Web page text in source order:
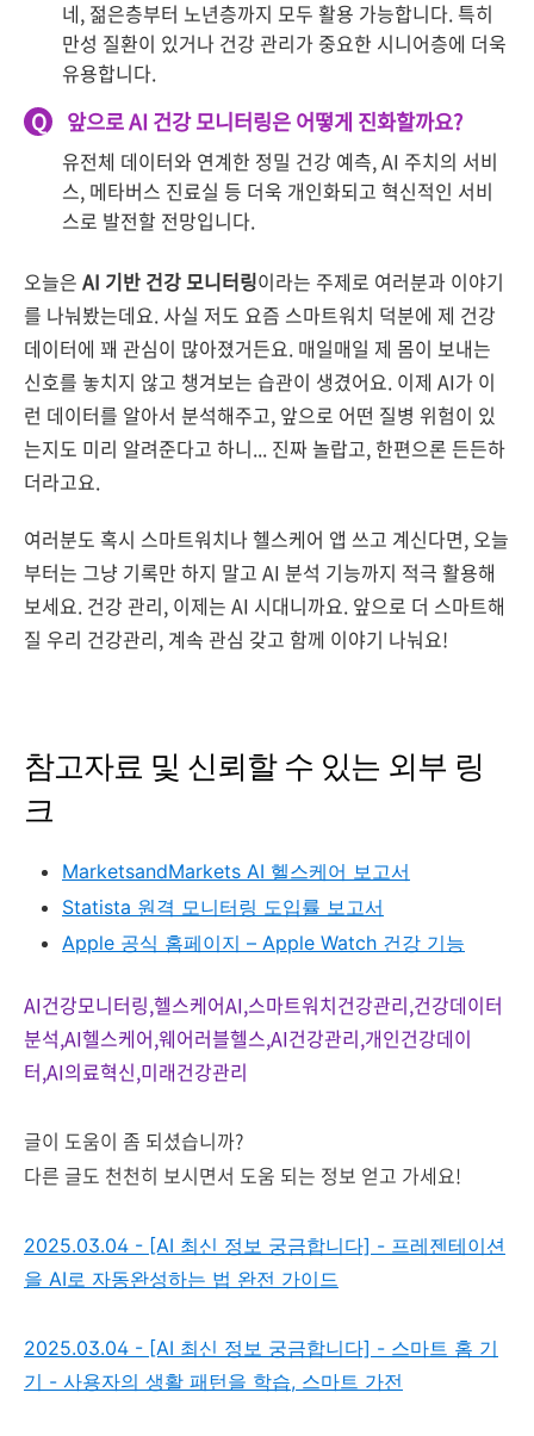
네, 젊은층부터 노년층까지 모두 활용 가능합니다. 특히
만성 질환이 있거나 건강 관리가 중요한 시니어층에 더욱
유용합니다.
Q 앞으로 AI 건강 모니터링은 어떻게 진화할까요?
유전체 데이터와 연계한 정밀 건강 예측, AI 주치의 서비
스, 메타버스 진료실 등 더욱 개인화되고 혁신적인 서비
스로 발전할 전망입니다.
오늘은 AI 기반 건강 모니터링이라는 주제로 여러분과 이야기
를 나눠봤는데요. 사실 저도 요즘 스마트워치 덕분에 제 건강
데이터에 꽤 관심이 많아졌거든요. 매일매일 제 몸이 보내는
신호를 놓치지 않고 챙겨보는 습관이 생겼어요. 이제 AI가 이
런 데이터를 알아서 분석해주고, 앞으로 어떤 질병 위험이 있
는지도 미리 알려준다고 하니... 진짜 놀랍고, 한편으론 든든하
더라고요.
여러분도 혹시 스마트워치나 헬스케어 앱 쓰고 계신다면, 오늘
부터는 그냥 기록만 하지 말고 AI 분석 기능까지 적극 활용해
보세요. 건강 관리, 이제는 AI 시대니까요. 앞으로 더 스마트해
질 우리 건강관리, 계속 관심 갖고 함께 이야기 나눠요!
참고자료 및 신뢰할 수 있는 외부 링
크
MarketsandMarkets AI 헬스케어 보고서
Statista 원격 모니터링 도입률 보고서
Apple 공식 홈페이지 – Apple Watch 건강 기능
AI건강모니터링,헬스케어AI,스마트워치건강관리,건강데이터
분석,AI헬스케어,웨어러블헬스,AI건강관리,개인건강데이
터,AI의료혁신,미래건강관리
글이 도움이 좀 되셨습니까?
다른 글도 천천히 보시면서 도움 되는 정보 얻고 가세요!
2025.03.04 - [AI 최신 정보 궁금합니다] - 프레젠테이션
을 AI로 자동완성하는 법 완전 가이드
2025.03.04 - [AI 최신 정보 궁금합니다] - 스마트 홈 기
기 - 사용자의 생활 패턴을 학습, 스마트 가전